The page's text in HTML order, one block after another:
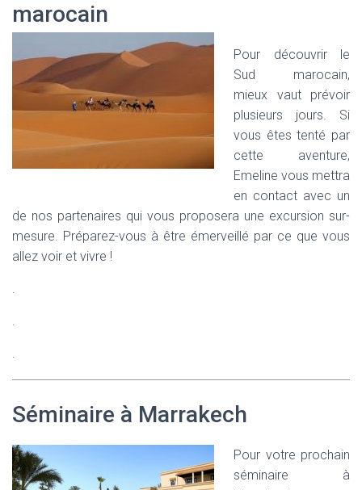
marocain
Pour découvrir le
Sud marocain,
mieux vaut prévoir
plusieurs jours. Si
vous êtes tenté par
cette aventure,
Emeline vous mettra
en contact avec un
de nos partenaires qui vous proposera une excursion sur-
mesure. Préparez-vous à être émerveillé par ce que vous
allez voir et vivre !
.
.
.
Séminaire à Marrakech
Pour votre prochain
séminaire à